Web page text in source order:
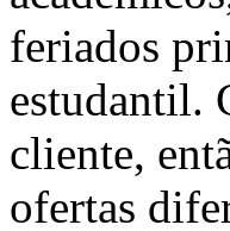
feriados
estudantil.
cliente,
ofertas